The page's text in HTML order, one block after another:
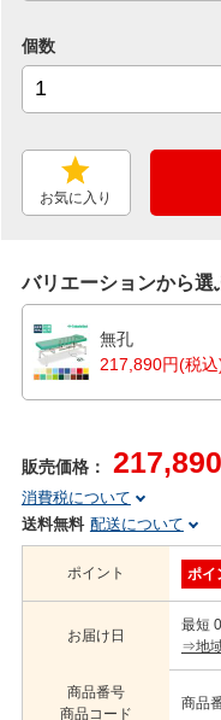
個数
お気に入り
バリエーションから選
無孔
217,890円(税込
販売価格： 217,890
消費税について
送料無料 配送について
ポイント ポイ
お届け日
最短
⇒地
商品番号
商品コード
商品